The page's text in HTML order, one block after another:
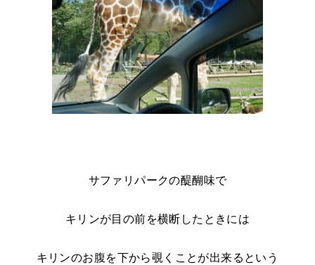
サファリパークの醍醐味で
キリンが目の前を横断したときには
キリンのお腹を下から覗くことが出来るという